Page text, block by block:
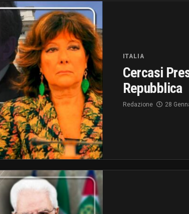
ITALIA
Cercasi
Repubblica
Redazione 28